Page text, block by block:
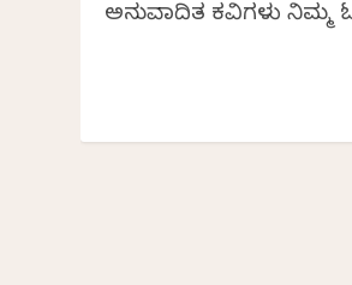
ಅನುವಾದಿತ ಕವಿತೆಗಳು ನಿಮ್ಮ